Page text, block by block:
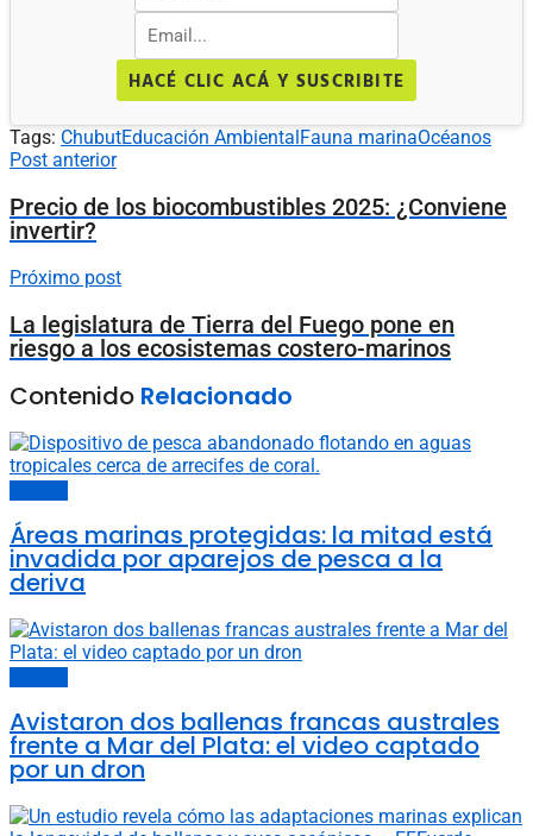
HACÉ CLIC ACÁ Y SUSCRIBITE
Tags: ChubutEducación AmbientalFauna marinaOcéanos
Post anterior
Precio de los biocombustibles 2025: ¿Conviene
invertir?
Próximo post
La legislatura de Tierra del Fuego pone en
riesgo a los ecosistemas costero-marinos
Contenido Relacionado
Áreas marinas protegidas: la mitad está
invadida por aparejos de pesca a la
deriva
Avistaron dos ballenas francas australes
frente a Mar del Plata: el video captado
por un dron